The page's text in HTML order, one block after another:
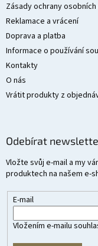
Zásady ochrany osobních
Reklamace a vrácení
Doprava a platba
Informace o používání
Kontakty
O nás
Vrátit produkty z
Odebírat
Vložte svůj e-mail a my
produktech na našem e-
E-mail
Vložením e-mailu